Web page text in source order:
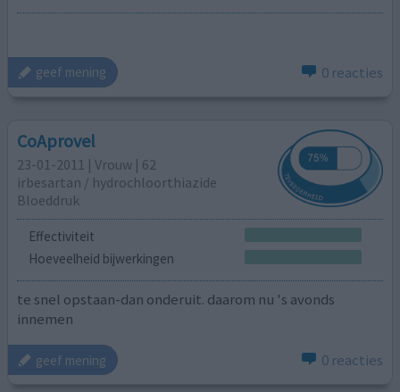
geef mening 0 reacties
CoAprovel
23-01-2011 | Vrouw | 62
irbesartan / hydrochloorthiazide
Bloeddruk
Effectiviteit
Hoeveelheid bijwerkingen
te snel opstaan-dan onderuit. daarom nu 's avonds
innemen
geef mening 0 reacties